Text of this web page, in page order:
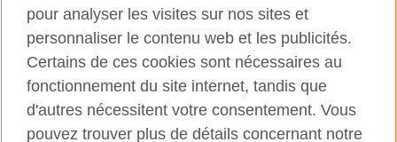
British Council Global
Confidentialité et conditions d'utilisation
pour analyser les visites sur nos sites et
personnaliser le contenu web et les publicités.
Certains de ces cookies sont nécessaires au
fonctionnement du site internet, tandis que
d'autres nécessitent votre consentement. Vous
pouvez trouver plus de détails concernant notre